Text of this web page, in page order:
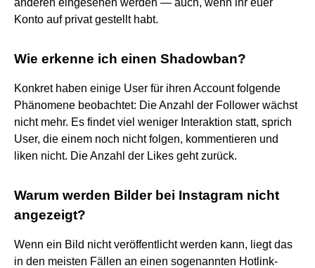
Konto auf privat gestellt habt.
Wie erkenne ich einen Shadowban?
Konkret haben einige User für ihren Account folgende
Phänomene beobachtet: Die Anzahl der Follower wächst
nicht mehr. Es findet viel weniger Interaktion statt, sprich
User, die einem noch nicht folgen, kommentieren und
liken nicht. Die Anzahl der Likes geht zurück.
Warum werden Bilder bei Instagram nicht
angezeigt?
Wenn ein Bild nicht veröffentlicht werden kann, liegt das
in den meisten Fällen an einen sogenannten Hotlink-